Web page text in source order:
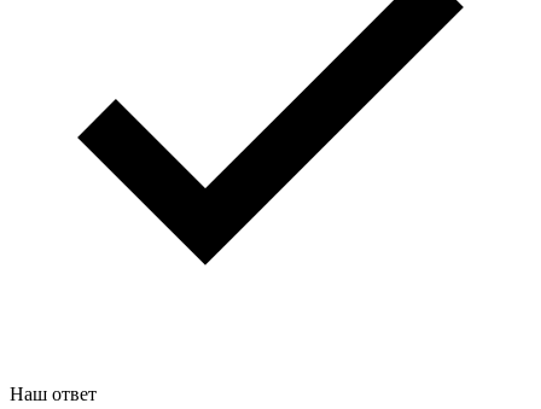
Наш ответ